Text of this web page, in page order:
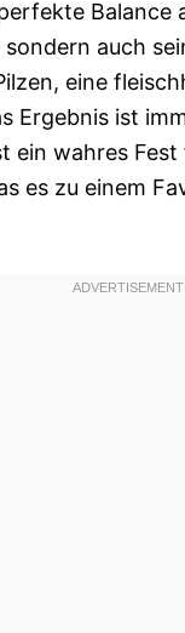
Balance
auch
eine
Ergebnis ist
ein wahres
es zu einem